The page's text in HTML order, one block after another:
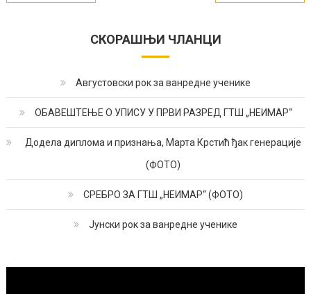
СКОРАШЊИ ЧЛАНЦИ
Августовски рок за ванредне ученике
ОБАВЕШТЕЊЕ О УПИСУ У ПРВИ РАЗРЕД ГТШ „НЕИМАР“
Додела диплома и признања, Марта Крстић ђак генерације
(ФОТО)
СРЕБРО ЗА ГТШ „НЕИМАР“ (ФОТО)
Јунски рок за ванредне ученике